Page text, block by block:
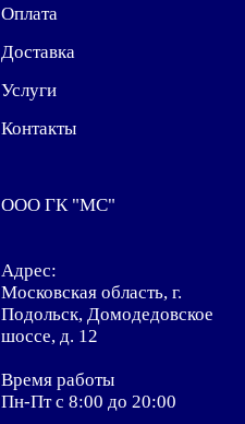
Оплата
Доставка
Услуги
Контакты
ООО ГК "МС"
Адрес:
Московская область, г.
Подольск, Домодедовское
шоссе, д. 12
Время работы
Пн-Пт с 8:00 до 20:00